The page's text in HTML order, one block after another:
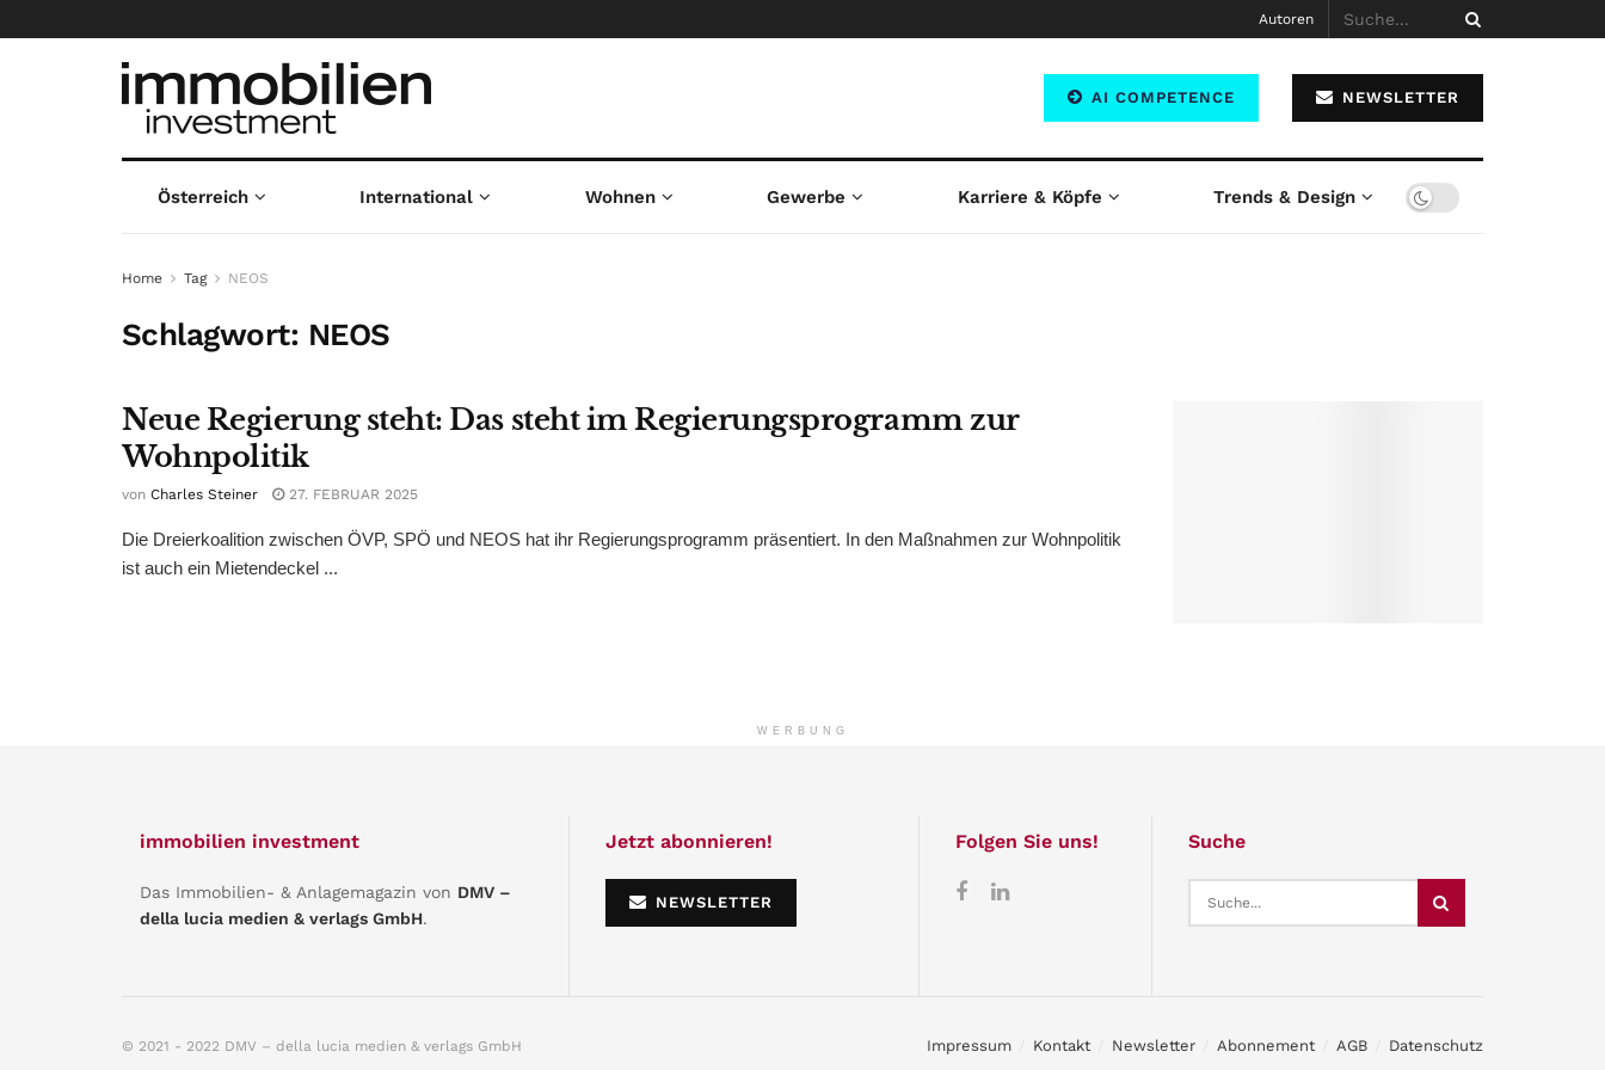
Autoren
AI COMPETENCE NEWSLETTER
Österreich International Wohnen Gewerbe Karriere & Köpfe Trends & Design
Home Tag NEOS
Schlagwort: NEOS
Neue Regierung steht: Das steht im Regierungsprogramm zur
Wohnpolitik
von Charles Steiner 27. FEBRUAR 2025
Die Dreierkoalition zwischen ÖVP, SPÖ und NEOS hat ihr Regierungsprogramm präsentiert. In den Maßnahmen zur Wohnpolitik
ist auch ein Mietendeckel ...
WERBUNG
immobilien investment
Das Immobilien- & Anlagemagazin von DMV –
della lucia medien & verlags GmbH.
Jetzt abonnieren!
NEWSLETTER
Folgen Sie uns! Suche
Impressum Kontakt Newsletter Abonnement AGB Datenschutz
© 2021 - 2022 DMV – della lucia medien & verlags GmbH